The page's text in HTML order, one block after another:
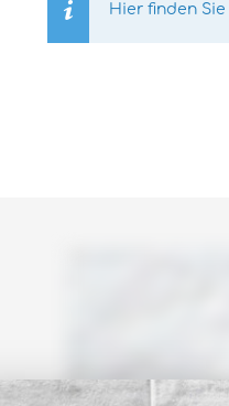
Hier finden Sie